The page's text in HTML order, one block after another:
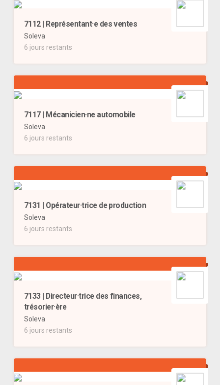
7112 | Représentant·e des ventes
Soleva
6 jours restants
7117 | Mécanicien·ne automobile
Soleva
6 jours restants
7131 | Opérateur·trice de production
Soleva
6 jours restants
7133 | Directeur·trice des finances,
trésorier·ère
Soleva
6 jours restants